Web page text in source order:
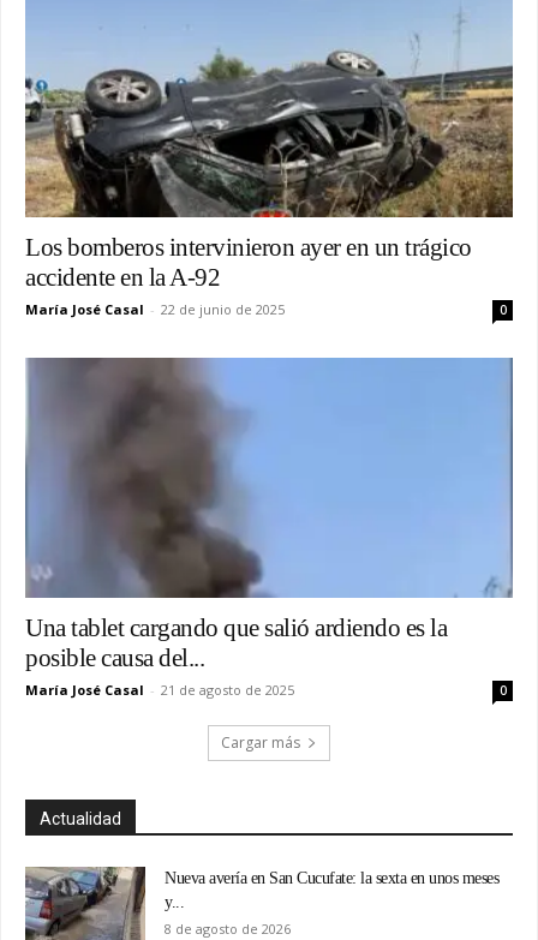
Los bomberos intervinieron ayer en un trágico
accidente en la A-92
María José Casal - 22 de junio de 2025 0
Una tablet cargando que salió ardiendo es la
posible causa del...
María José Casal - 21 de agosto de 2025 0
Cargar más
Actualidad
Nueva avería en San Cucufate: la sexta en unos meses
y...
8 de agosto de 2026